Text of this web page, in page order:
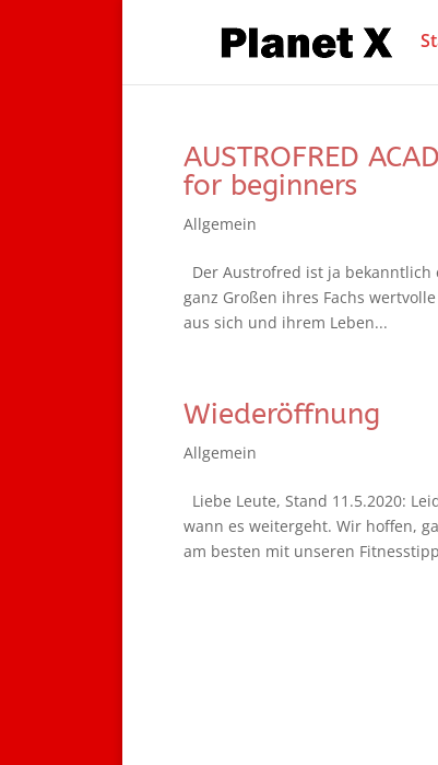
AUSTROFRED
for beginners
Allgemein
Der Austrofred ist ja bekanntlich
ganz Großen ihres Fachs
aus sich und ihrem Leben...
Wiederöffnung
Allgemein
Liebe Leute, Stand 11.5.2020:
wann es weitergeht. Wir hoffen,
am besten mit unseren